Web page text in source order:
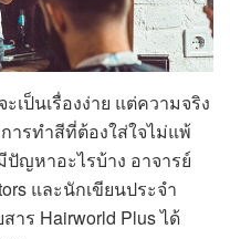
ป็นเรื่องง่าย แต่ความจริง
ารทำสีที่ต้องใส่ใจไม่แพ้
ญหาอะไรบ้าง อาจารย์
และนักเขียนประจำ
าร Hairworld Plus ได้